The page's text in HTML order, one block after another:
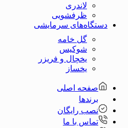
لاندری
ظرفشویی
دستگاه‌های سرمایشی
گل خامه
شوکیس
یخچال و فریزر
یخساز
صفحه اصلی
برندها
نصب رایگان
تماس با ما